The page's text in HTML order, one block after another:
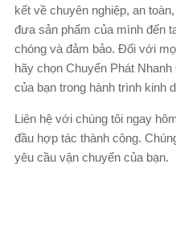
kết về chuyên nghiệp, an
đưa sản phẩm của mình đến
chóng và đảm bảo. Đối với
hãy chọn Chuyển Phát
của bạn trong hành trình kinh
Liên hệ với chúng tôi ngay
đầu hợp tác thành công.
yêu cầu vận chuyển của bạn.